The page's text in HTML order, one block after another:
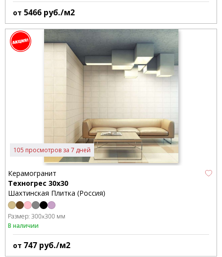
от 5466 руб./м2
105 просмотров за 7 дней
Керамогранит
Техногрес 30x30
Шахтинская Плитка (Россия)
Размер: 300x300 мм
В наличии
от 747 руб./м2